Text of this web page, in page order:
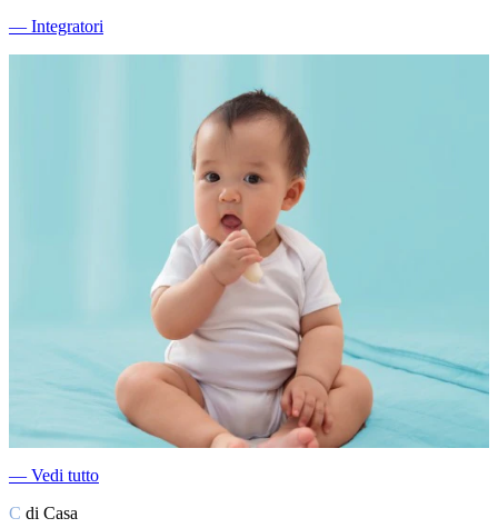
― Integratori
― Vedi tutto
C di Casa